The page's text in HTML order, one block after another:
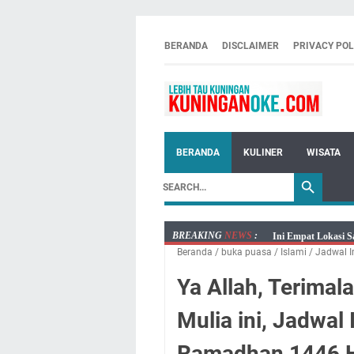
BERANDA DISCLAIMER PRIVACY
BERANDA KULINER WISATA
BREAKING NEWS :
Ini Empat Lokasi
Jumat 7 Agustus
Embun Pagi
Tetap Berjalan
Salat Lima Waktu
Menenangkan, Ini
Beranda / buka puasa / Islami / Jadwal
Ya Allah,
Mulia ini, Jadwal